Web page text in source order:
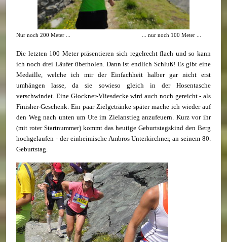
Nur noch 200 Meter ... ... nur noch 100 Meter ...
Die letzten 100 Meter präsentieren sich regelrecht flach und so kann
ich noch drei Läufer überholen. Dann ist endlich Schluß! Es gibt eine
Medaille, welche ich mir der Einfachheit halber gar nicht erst
umhängen lasse, da sie sowieso gleich in der Hosentasche
verschwindet. Eine Glockner-Vliesdecke wird auch noch gereicht - als
Finisher-Geschenk. Ein paar Zielgetränke später mache ich wieder auf
den Weg nach unten um Ute im Zielanstieg anzufeuern. Kurz vor ihr
(mit roter Startnummer) kommt das heutige Geburtstagskind den Berg
hochgelaufen - der einheimische Ambros Unterkirchner, an seinem 80.
Geburtstag.